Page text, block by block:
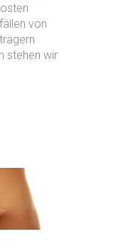
von
stehen wir